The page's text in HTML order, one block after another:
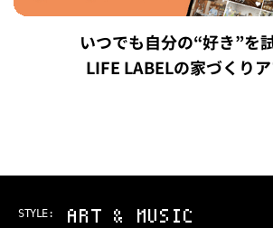
いつでも自分の“好き”を
LIFE LABELの家づくりア
STYLE: ART & MUSIC